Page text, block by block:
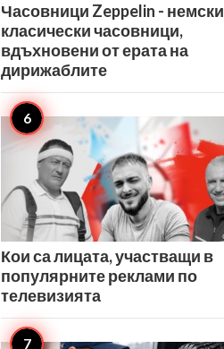
Часовници Zeppelin - немски
класически часовници,
вдъхновени от ерата на
дирижаблите
Кои са лицата, участващи в
популярните реклами по
телевизията